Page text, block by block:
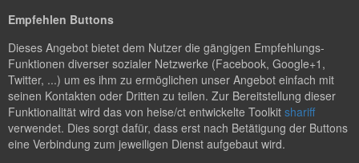
Empfehlen Buttons
Dieses Angebot bietet dem Nutzer die gängigen Empfehlungs-
Funktionen diverser sozialer Netzwerke (Facebook, Google+1,
Twitter, ...) um es ihm zu ermöglichen unser Angebot einfach mit
seinen Kontakten oder Dritten zu teilen. Zur Bereitstellung dieser
Funktionalität wird das von heise/ct entwickelte Toolkit shariff
verwendet. Dies sorgt dafür, dass erst nach Betätigung der Buttons
eine Verbindung zum jeweiligen Dienst aufgebaut wird.